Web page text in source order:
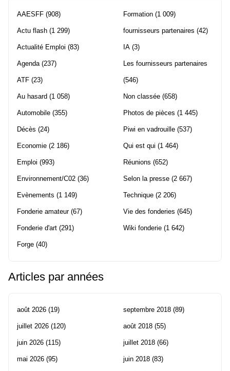
AAESFF (908)
Actu flash (1 299)
Actualité Emploi (83)
Agenda (237)
ATF (23)
Au hasard (1 058)
Automobile (355)
Décès (24)
Economie (2 186)
Emploi (993)
Environnement/C02 (36)
Evènements (1 149)
Fonderie amateur(67)
Fonderie d'art (291)
Forge (40)
Formation (1 009)
fournisseurs partenaires (42)
IA (3)
Les fournisseurs partenaires
(546)
Non classée (658)
Photos de pièces (1 445)
Piwi en vadrouille (537)
Qui est qui (1 464)
Réunions (652)
Selon la presse (2 667)
Technique (2 206)
Vie des fonderies (645)
Wiki fonderie (1 642)
Articles par années
août 2026 (19)
juillet 2026 (120)
juin 2026 (115)
mai 2026 (95)
septembre 2018 (89)
août 2018 (55)
juillet 2018 (66)
juin 2018 (83)